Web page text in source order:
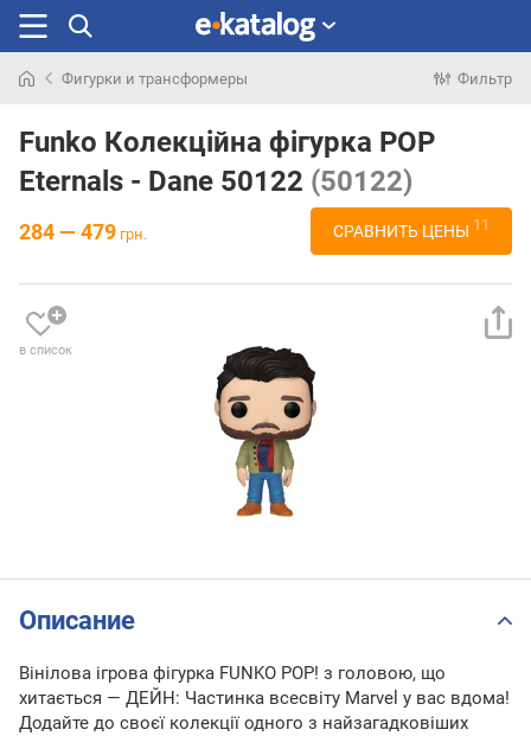
раньше
Фигурки и трансформеры Фильтр
Funko Колекційна фігурка POP
Eternals - Dane 50122 (50122)
284 — 479 грн. СРАВНИТЬ ЦЕНЫ 11
в список
Описание
Вінілова ігрова фігурка FUNKO POP! з головою, що
хитається — ДЕЙН: Частинка всесвіту Marvel у вас вдома!
Додайте до своєї колекції одного з найзагадковіших